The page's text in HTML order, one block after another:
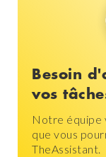
Besoin
vos
Notre équipe
que vous
TheAssistant.